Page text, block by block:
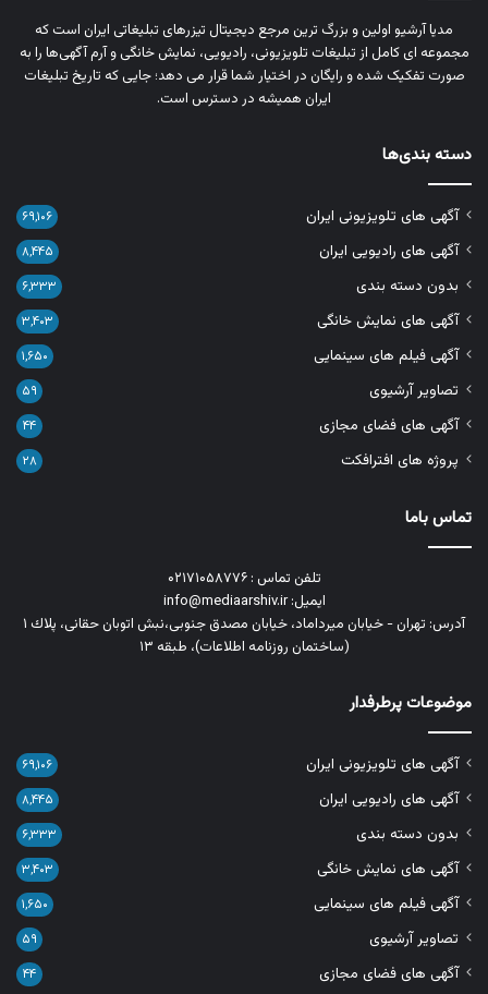
مدیا آرشیو اولین و بزرگ‌ ترین مرجع دیجیتال تیزرهای تبلیغاتی ایران است که
مجموعه‌ ای کامل از تبلیغات تلویزیونی، رادیویی، نمایش خانگی و آرم‌ آگهی‌ها را به‌
صورت تفکیک‌ شده و رایگان در اختیار شما قرار می‌ دهد؛ جایی که تاریخ تبلیغات
ایران همیشه در دسترس است.
دسته بندی‌ها
آگهی های تلویزیونی ایران ۶۹,۱۰۶
آگهی های رادیویی ایران ۸,۴۴۵
بدون دسته بندی ۶,۳۳۳
آگهی های نمایش خانگی ۳,۴۰۳
آگهی فیلم های سینمایی ۱,۶۵۰
تصاویر آرشیوی ۵۹
آگهی های فضای مجازی ۴۴
پروژه های افترافکت ۲۸
تماس باما
تلفن تماس : ۰۲۱۷۱۰۵۸۷۷۶
ایمیل: info@mediaarshiv.ir
آدرس: تهران - خیابان میرداماد، خیابان مصدق جنوبی،نبش اتوبان حقانی، پلاك ١
(ساختمان روزنامه اطلاعات)، طبقه ۱۳
موضوعات پرطرفدار
آگهی های تلویزیونی ایران ۶۹,۱۰۶
آگهی های رادیویی ایران ۸,۴۴۵
بدون دسته بندی ۶,۳۳۳
آگهی های نمایش خانگی ۳,۴۰۳
آگهی فیلم های سینمایی ۱,۶۵۰
تصاویر آرشیوی ۵۹
آگهی های فضای مجازی ۴۴